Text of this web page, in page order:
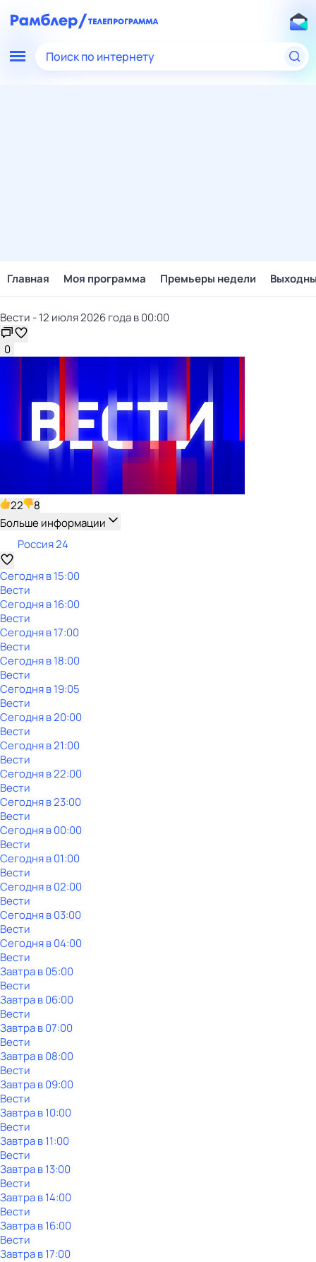
Поиск по интернету
Главная Моя программа Премьеры недели
Вести - 12 июля 2026 года в 00:00
0
22
8
Больше информации
Россия 24
Сегодня в 15:00
Вести
Сегодня в 16:00
Вести
Сегодня в 17:00
Вести
Сегодня в 18:00
Вести
Сегодня в 19:05
Вести
Сегодня в 20:00
Вести
Сегодня в 21:00
Вести
Сегодня в 22:00
Вести
Сегодня в 23:00
Вести
Сегодня в 00:00
Вести
Сегодня в 01:00
Вести
Сегодня в 02:00
Вести
Сегодня в 03:00
Вести
Сегодня в 04:00
Вести
Завтра в 05:00
Вести
Завтра в 06:00
Вести
Завтра в 07:00
Вести
Завтра в 08:00
Вести
Завтра в 09:00
Вести
Завтра в 10:00
Вести
Завтра в 11:00
Вести
Завтра в 13:00
Вести
Завтра в 14:00
Вести
Завтра в 16:00
Вести
Завтра в 17:00